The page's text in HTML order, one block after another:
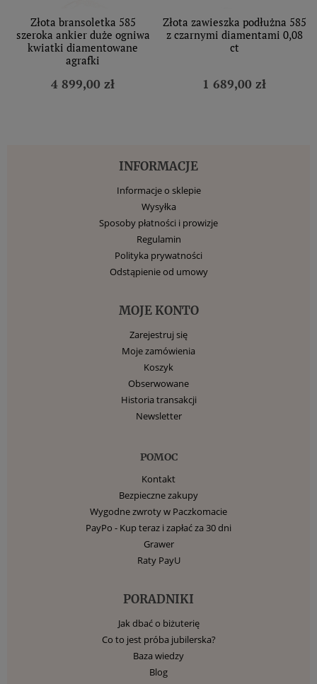
Złota bransoletka 585
szeroka ankier duże ogniwa
kwiatki diamentowane
agrafki
4 899,00 zł
Złota zawieszka podłużna 585
z czarnymi diamentami 0,08
ct
1 689,00 zł
INFORMACJE
Informacje o sklepie
Wysyłka
Sposoby płatności i prowizje
Regulamin
Polityka prywatności
Odstąpienie od umowy
MOJE KONTO
Zarejestruj się
Moje zamówienia
Koszyk
Obserwowane
Historia transakcji
Newsletter
POMOC
Kontakt
Bezpieczne zakupy
Wygodne zwroty w Paczkomacie
PayPo - Kup teraz i zapłać za 30 dni
Grawer
Raty PayU
PORADNIKI
Jak dbać o biżuterię
Co to jest próba jubilerska?
Baza wiedzy
Blog